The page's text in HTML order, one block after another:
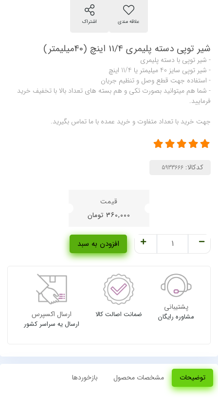
شیر توپی دسته پلیمری 11/4 اینچ (40میلیمتر)
- شیر توپی با دسته پلیمری
- شیر توپی سایز 40 میلیمتر یا 11/4 اینچ
- استفاده جهت قطع وصل و تنظیم جریان
- شما هم میتوانید بصورت تکی و هم بسته های تعداد بالا با تخفیف خرید
فرمایید.
جهت خرید با تعداد متفاوت و خرید عمده با ما تماس بگیرید.
کدکالا:
360,000 تومان
افزودن به سبد
پشتیبانی
مشاوره رایگان ضمانت اصالت کالا ارسال اکسپرس
ارسال یه سراسر کشور
توضیحات مشخصات محصول بازخوردها